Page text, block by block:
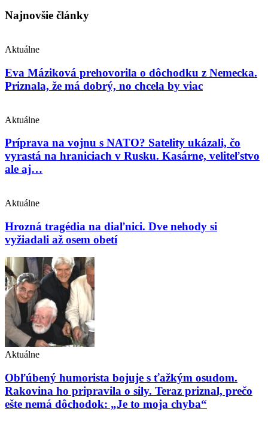
Najnovšie články
Aktuálne
Eva Máziková prehovorila o dôchodku z Nemecka.
Priznala, že má dobrý, no chcela by viac
Aktuálne
Príprava na vojnu s NATO? Satelity ukázali, čo
vyrastá na hraniciach v Rusku. Kasárne, veliteľstvo
ale aj…
Aktuálne
Hrozná tragédia na diaľnici. Dve nehody si
vyžiadali až osem obetí
Aktuálne
Obľúbený humorista bojuje s ťažkým osudom.
Rakovina ho pripravila o sily. Teraz priznal, prečo
ešte nemá dôchodok: „Je to moja chyba“